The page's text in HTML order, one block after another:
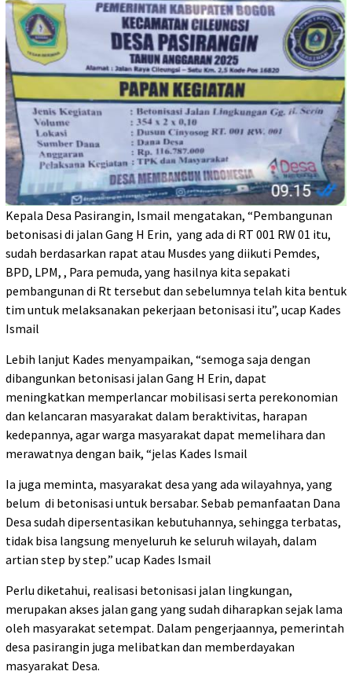
Kepala Desa Pasirangin, Ismail mengatakan, “Pembangunan
betonisasi di jalan Gang H Erin, yang ada di RT 001 RW 01 itu,
sudah berdasarkan rapat atau Musdes yang diikuti Pemdes,
BPD, LPM, , Para pemuda, yang hasilnya kita sepakati
pembangunan di Rt tersebut dan sebelumnya telah kita bentuk
tim untuk melaksanakan pekerjaan betonisasi itu”, ucap Kades
Ismail
Lebih lanjut Kades menyampaikan, “semoga saja dengan
dibangunkan betonisasi jalan Gang H Erin, dapat
meningkatkan memperlancar mobilisasi serta perekonomian
dan kelancaran masyarakat dalam beraktivitas, harapan
kedepannya, agar warga masyarakat dapat memelihara dan
merawatnya dengan baik, “jelas Kades Ismail
Ia juga meminta, masyarakat desa yang ada wilayahnya, yang
belum di betonisasi untuk bersabar. Sebab pemanfaatan Dana
Desa sudah dipersentasikan kebutuhannya, sehingga terbatas,
tidak bisa langsung menyeluruh ke seluruh wilayah, dalam
artian step by step.” ucap Kades Ismail
Perlu diketahui, realisasi betonisasi jalan lingkungan,
merupakan akses jalan gang yang sudah diharapkan sejak lama
oleh masyarakat setempat. Dalam pengerjaannya, pemerintah
desa pasirangin juga melibatkan dan memberdayakan
masyarakat Desa.